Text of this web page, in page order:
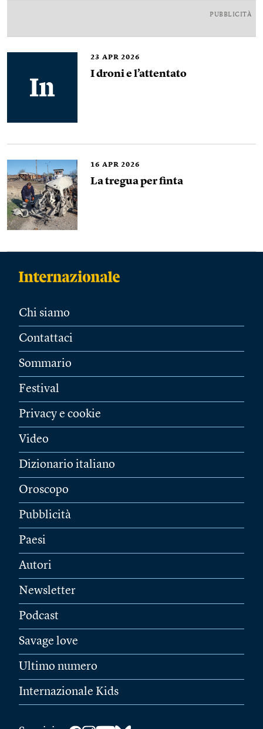
PUBBLICITÀ
23 APR 2026
I droni e l’attentato
16 APR 2026
La tregua per finta
Chi siamo
Contattaci
Sommario
Festival
Privacy e cookie
Video
Dizionario italiano
Oroscopo
Pubblicità
Paesi
Autori
Newsletter
Podcast
Savage love
Ultimo numero
Internazionale Kids